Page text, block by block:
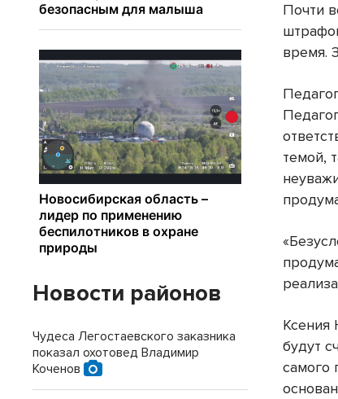
Почти
время.
темой,
Ксения
будут
самого
Новости районов
Чудеса Легостаевского заказника
показал охотовед Владимир
Коченов